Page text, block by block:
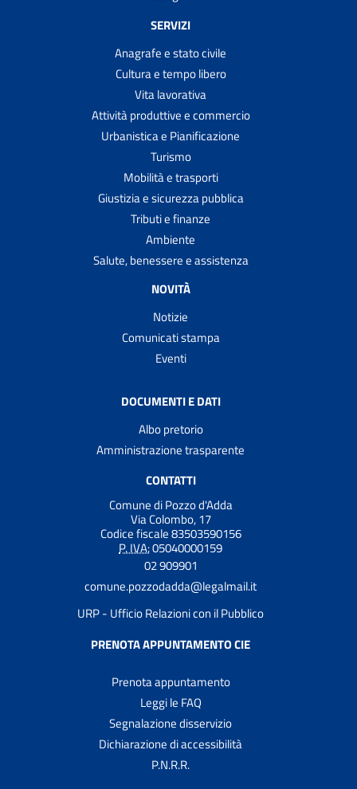
SERVIZI
Anagrafe e stato civile
Cultura e tempo libero
Vita lavorativa
Attività produttive e commercio
Urbanistica e Pianificazione
Turismo
Mobilità e trasporti
Giustizia e sicurezza pubblica
Tributi e finanze
Ambiente
Salute, benessere e assistenza
NOVITÀ
Notizie
Comunicati stampa
Eventi
DOCUMENTI E DATI
Albo pretorio
Amministrazione trasparente
CONTATTI
Comune di Pozzo d'Adda
Via Colombo, 17
Codice fiscale 83503590156
P. IVA:05040000159
02 909901
comune.pozzodadda@legalmail.it
URP - Ufficio Relazioni con il Pubblico
PRENOTA APPUNTAMENTO CIE
Prenota appuntamento
Leggi le FAQ
Segnalazione disservizio
Dichiarazione di accessibilità
P.N.R.R.